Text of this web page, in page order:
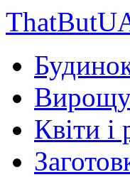
Квіти і